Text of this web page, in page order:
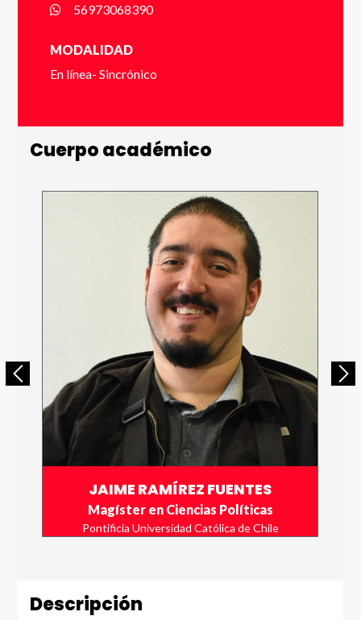
56973068390
MODALIDAD
En línea- Sincrónico
Cuerpo académico
JAIME RAMÍREZ FUENTES
Magíster en Ciencias Políticas
Pontificia Universidad Católica de Chile
Descripción
Email *
Enviar